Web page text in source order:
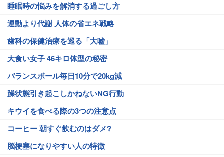
睡眠時の悩みを解消する過ごし方
運動より代謝 人体の省エネ戦略
歯科の保健治療を巡る「大嘘」
大食い女子 46キロ体型の秘密
バランスボール毎日10分で20kg減
躁状態引き起こしかねないNG行動
キウイを食べる際の3つの注意点
コーヒー 朝すぐ飲むのはダメ?
脳梗塞になりやすい人の特徴